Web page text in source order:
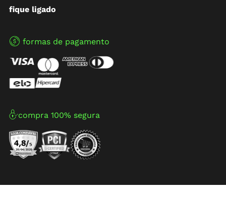
fique ligado
formas de pagamento
compra 100% segura